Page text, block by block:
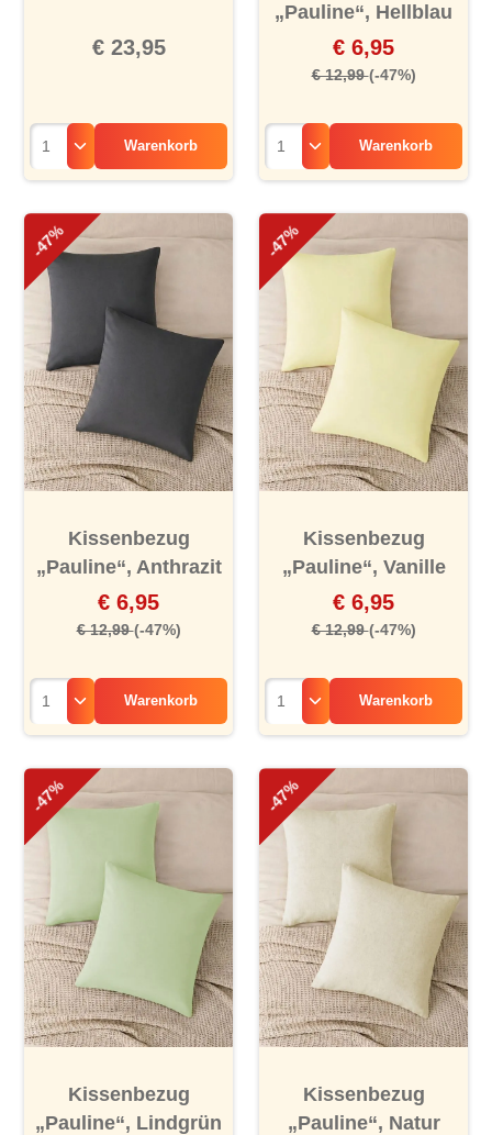
€ 23,95
Warenkorb
„Pauline“, Hellblau
€ 6,95
€ 12,99(-47%)
Warenkorb
-47%
Kissenbezug
„Pauline“, Anthrazit
€ 6,95
€ 12,99(-47%)
Warenkorb
-47%
Kissenbezug
„Pauline“, Vanille
€ 6,95
€ 12,99(-47%)
Warenkorb
-47%
Kissenbezug
„Pauline“, Lindgrün
-47%
Kissenbezug
„Pauline“, Natur